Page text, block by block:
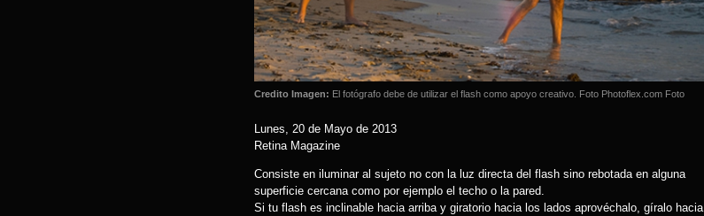
Credito Imagen: El fotógrafo debe de utilizar el flash como apoyo creativo. Foto Photoflex.com Foto
Lunes, 20 de Mayo de 2013
Retina Magazine
Consiste en iluminar al sujeto no con la luz directa del flash sino rebotada en alguna
superficie cercana como por ejemplo el techo o la pared.
Si tu flash es inclinable hacia arriba y giratorio hacia los lados aprovéchalo, gíralo hacia